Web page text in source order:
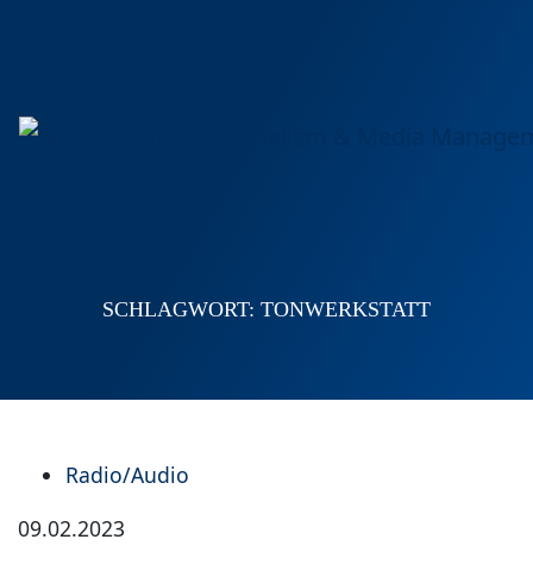
SCHLAGWORT: TONWERKSTATT
Radio/Audio
09.02.2023